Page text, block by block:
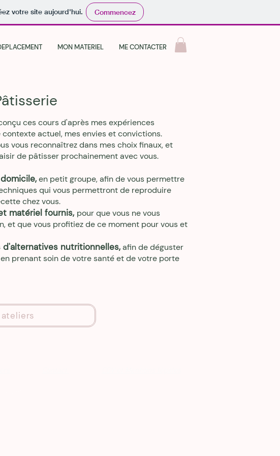
votre site aujourd'hui. Commencez
MON MATERIEL ME CONTACTER
ces cours d'après mes expériences
contexte actuel, mes envies et convictions.
vous reconnaîtrez dans mes choix finaux, et
de pâtisser prochainement avec vous.
en petit groupe, afin de vous permettre
qui vous permettront de reproduire
chez vous.
matériel fournis, pour que vous ne vous
et que vous profitiez de ce moment pour vous et
nutritionnelles,afin de déguster
prenant soin de votre santé et de votre porte